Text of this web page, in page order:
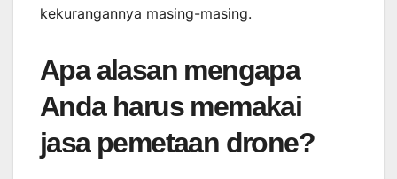
kekurangannya masing-masing.
Apa alasan mengapa
Anda harus memakai
jasa pemetaan drone?